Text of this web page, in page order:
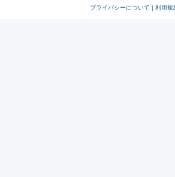
プライバシーについて | 利用規